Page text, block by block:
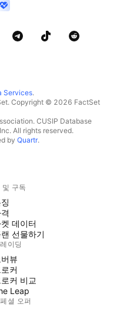
Services.
Copyright © 2026 FactSet
CUSIP Database
All rights reserved.
by Quartr.
및 구독
데이터
선물하기
이딩
버뷰
커
로커 비교
Leap
셜 오퍼